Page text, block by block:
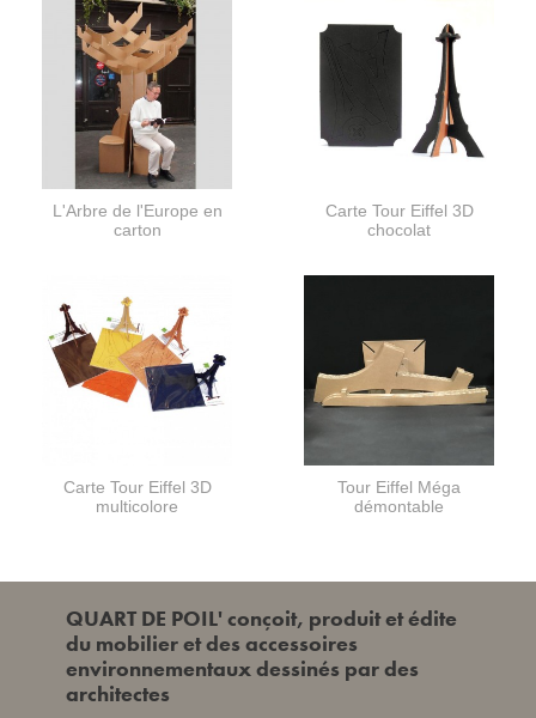
L'Arbre de l'Europe en
carton
Carte Tour Eiffel 3D
chocolat
Carte Tour Eiffel 3D
multicolore
Tour Eiffel Méga
démontable
QUART DE POIL' conçoit, produit et édite
du mobilier et des accessoires
environnementaux dessinés par des
architectes